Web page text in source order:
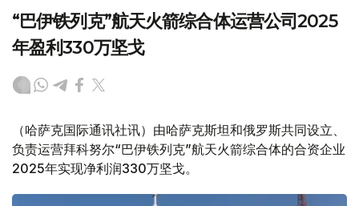
“巴伊铁列克”航天火箭综合体运营公司2025
年盈利330万坚戈
（哈萨克国际通讯社讯）由哈萨克斯坦和俄罗斯共同设立、
负责运营拜科努尔“巴伊铁列克”航天火箭综合体的合资企业
2025年实现净利润330万坚戈。